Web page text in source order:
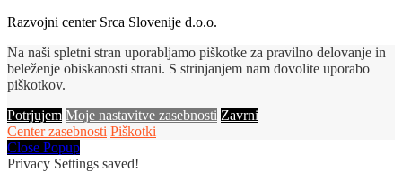
Razvojni center Srca Slovenije d.o.o.
Na naši spletni stran uporabljamo piškotke za pravilno delovanje in
beleženje obiskanosti strani. S strinjanjem nam dovolite uporabo
piškotkov.
Potrjujem Moje nastavitve zasebnosti Zavrni
Center zasebnosti Piškotki
Close Popup
Privacy Settings saved!